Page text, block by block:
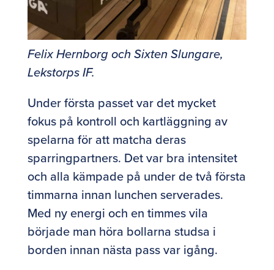
Felix Hernborg och Sixten Slungare,
Lekstorps IF.
Under första passet var det mycket
fokus på kontroll och kartläggning av
spelarna för att matcha deras
sparringpartners. Det var bra intensitet
och alla kämpade på under de två första
timmarna innan lunchen serverades.
Med ny energi och en timmes vila
började man höra bollarna studsa i
borden innan nästa pass var igång.